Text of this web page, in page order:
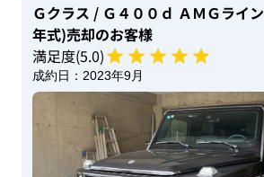
Ｇクラス / Ｇ４００ｄ ＡＭＧライン
年式)売却のお客様
満足度(5.0)
成約日： 2023年9月